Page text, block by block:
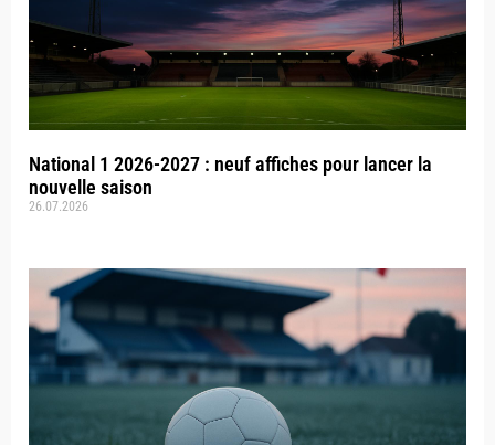
National 1 2026-2027 : neuf affiches pour lancer la
nouvelle saison
26.07.2026